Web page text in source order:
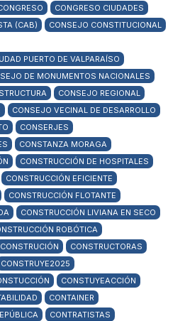
CONGRESO CIUDADES
(CAB)
CONSEJO CONSTITUCIONAL
PUERTO DE VALPARAÍSO
DE MONUMENTOS NACIONALES
CONSEJO REGIONAL
CONSEJO VECINAL DE DESARROLLO
CONSERJES
CONSTANZA MORAGA
CONSTRUCCIÓN DE HOSPITALES
CONSTRUCCIÓN EFICIENTE
CONSTRUCCIÓN FLOTANTE
CONSTRUCCIÓN LIVIANA EN SECO
ROBÓTICA
CONSTRUCIÓN
CONSTRUCTORAS
CONSTRUYE2025
CONSTUYEACCIÓN
CONTAINER
CONTRATISTAS